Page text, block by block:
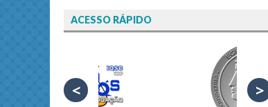
ACESSO RÁPIDO
< >